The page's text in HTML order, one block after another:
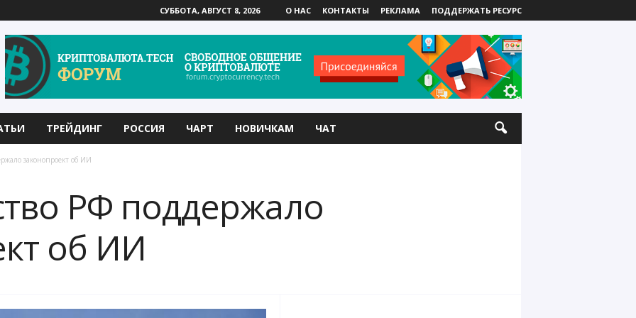
СУББОТА, АВГУСТ 8, 2026 О НАС КОНТАКТЫ РЕКЛАМА ПОДДЕРЖАТЬ РЕСУРС
ТРЕЙДИНГ РОССИЯ ЧАРТ НОВИЧКАМ ЧАТ
законопроект об ИИ
РФ поддержало
об ИИ